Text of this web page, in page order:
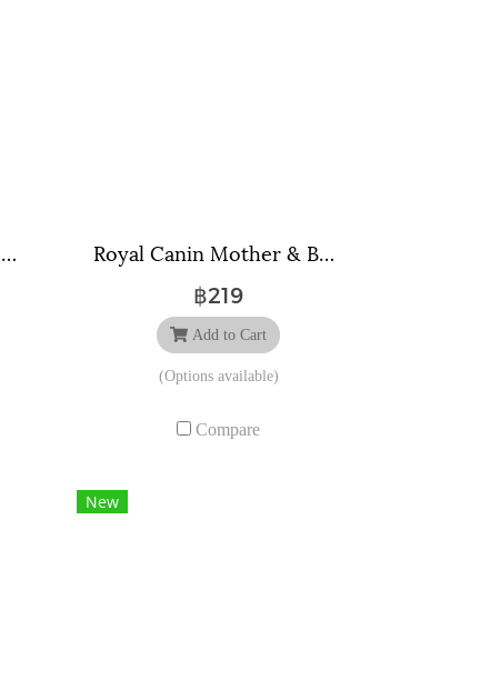
Royal Canin Indoor ขนาดถุง ( 400 กรัม , 2 กิโลกรัม , 4 กิโลกรัม ) Royal Canin Mother & Babycat ขนาดถุง ( 400 กรัม , 2 กิโลกรัม )
฿219
Add to Cart
(Options available)
Compare
New